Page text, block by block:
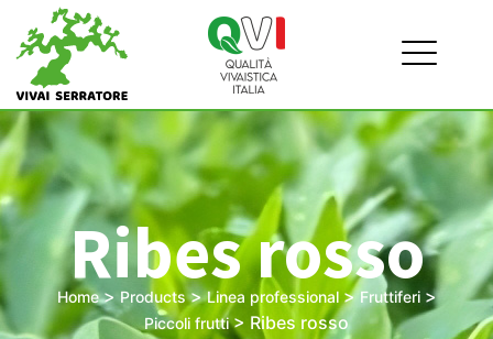
Ribes rosso
Home> Products>Linea professional>Fruttiferi>
Piccoli frutti> Ribes rosso